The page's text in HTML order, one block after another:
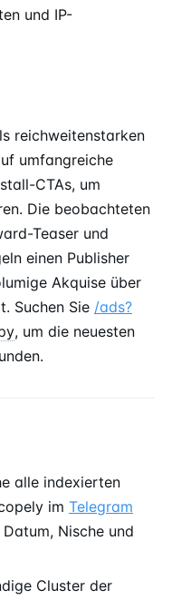
und IP-
reichweitenstarken
umfangreiche
CTAs, um
Die beobachteten
Teaser und
einen Publisher
Akquise über
Suchen Sie /ads?
, um die neuesten
alle indexierten
im Telegram
Nische und
Cluster der